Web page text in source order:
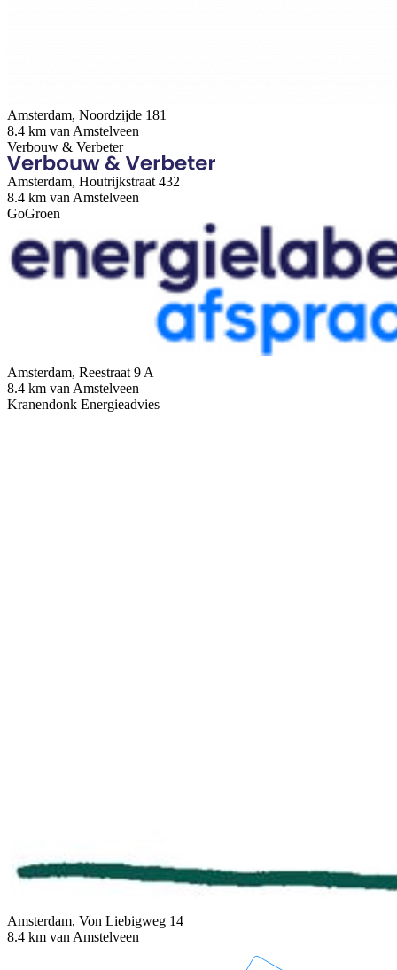
Amsterdam, Noordzijde 181
8.4 km van Amstelveen
Verbouw & Verbeter
Amsterdam, Houtrijkstraat 432
8.4 km van Amstelveen
GoGroen
Amsterdam, Reestraat 9 A
8.4 km van Amstelveen
Kranendonk Energieadvies
Amsterdam, Von Liebigweg 14
8.4 km van Amstelveen